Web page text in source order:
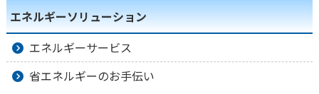
エネルギーソリューション
エネルギーサービス
省エネルギーのお手伝い